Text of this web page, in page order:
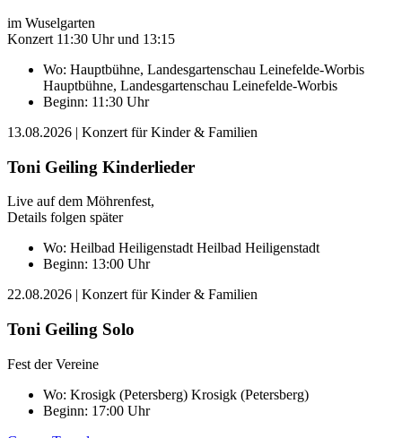
im Wuselgarten
Konzert 11:30 Uhr und 13:15
Wo: Hauptbühne, Landesgartenschau Leinefelde-Worbis
Hauptbühne, Landesgartenschau Leinefelde-Worbis
Beginn: 11:30 Uhr
13.08.2026 | Konzert für Kinder & Familien
Toni Geiling Kinderlieder
Live auf dem Möhrenfest,
Details folgen später
Wo: Heilbad Heiligenstadt Heilbad Heiligenstadt
Beginn: 13:00 Uhr
22.08.2026 | Konzert für Kinder & Familien
Toni Geiling Solo
Fest der Vereine
Wo: Krosigk (Petersberg) Krosigk (Petersberg)
Beginn: 17:00 Uhr